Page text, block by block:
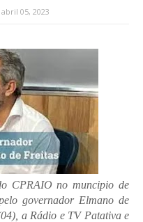
05, 2023
CPRAIO no muncipio de
governador Elmano de
a Rádio e TV Patativa e